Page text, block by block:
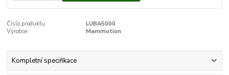
Číslo produktu:
LUBA5000
Výrobce:
Mammotion
Kompletní specifikace